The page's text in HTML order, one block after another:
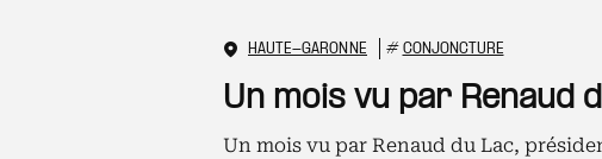
HAUTE-GARONNE # CONJONCTURE
Un mois vu par Renaud
Un mois vu par Renaud du Lac,